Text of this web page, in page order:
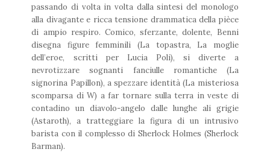
passando di volta in volta dalla sintesi del monologo
alla divagante e ricca tensione drammatica della pièce
di ampio respiro. Comico, sferzante, dolente, Benni
disegna figure femminili (La topastra, La moglie
dell’eroe, scritti per Lucia Poli), si diverte a
nevrotizzare sognanti fanciulle romantiche (La
signorina Papillon), a spezzare identità (La misteriosa
scomparsa di W) a far tornare sulla terra in veste di
contadino un diavolo-angelo dalle lunghe ali grigie
(Astaroth), a tratteggiare la figura di un intrusivo
barista con il complesso di Sherlock Holmes (Sherlock
Barman).